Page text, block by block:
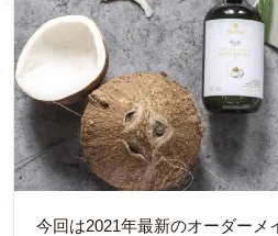
今回は2021年最新のオーダーメ